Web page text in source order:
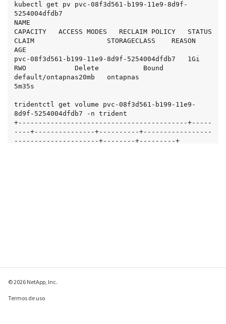
kubectl get pv pvc-08f3d561-b199-11e9-8d9f-
5254004dfdb7
NAME
CAPACITY   ACCESS MODES   RECLAIM POLICY   STATUS
CLAIM                  STORAGECLASS    REASON
AGE
pvc-08f3d561-b199-11e9-8d9f-5254004dfdb7   1Gi
RWO            Delete           Bound
default/ontapnas20mb   ontapnas
5m35s
tridentctl get volume pvc-08f3d561-b199-11e9-
8d9f-5254004dfdb7 -n trident
+------------------------------------------+-----
----+---------------+----------+-----------------
---------------------+--------+---------+
© 2026 NetApp, Inc.
Termos de uso